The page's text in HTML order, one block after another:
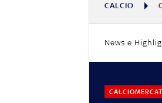
CALCIO
News e